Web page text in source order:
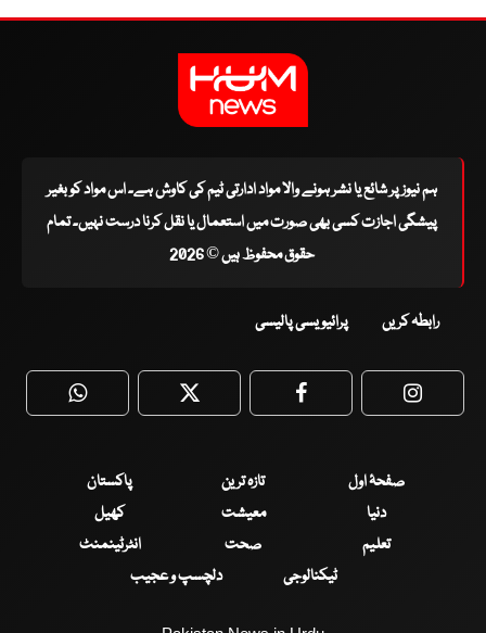
ہم نیوز پر شائع یا نشر ہونے والا مواد ادارتی ٹیم کی کاوش ہے۔ اس مواد کو بغیر
پیشگی اجازت کسی بھی صورت میں استعمال یا نقل کرنا درست نہیں۔ تمام
حقوق محفوظ ہیں © 2026
رابطہ کریں پرائیویسی پالیسی
WhatsApp Twitter Facebook
صفحۂ اول تازہ ترین
پاکستان
دنیا
معیشت
کھیل
تعلیم
صحت
انٹرٹینمنٹ
ٹیکنالوجی
دلچسپ و عجیب